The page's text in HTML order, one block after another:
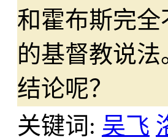
和霍布斯完
的基督教说
结论呢？
关键词: 吴飞